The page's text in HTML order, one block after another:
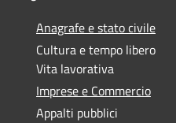
Anagrafe e stato civile
Cultura e tempo libero
Vita lavorativa
Imprese e Commercio
Appalti pubblici